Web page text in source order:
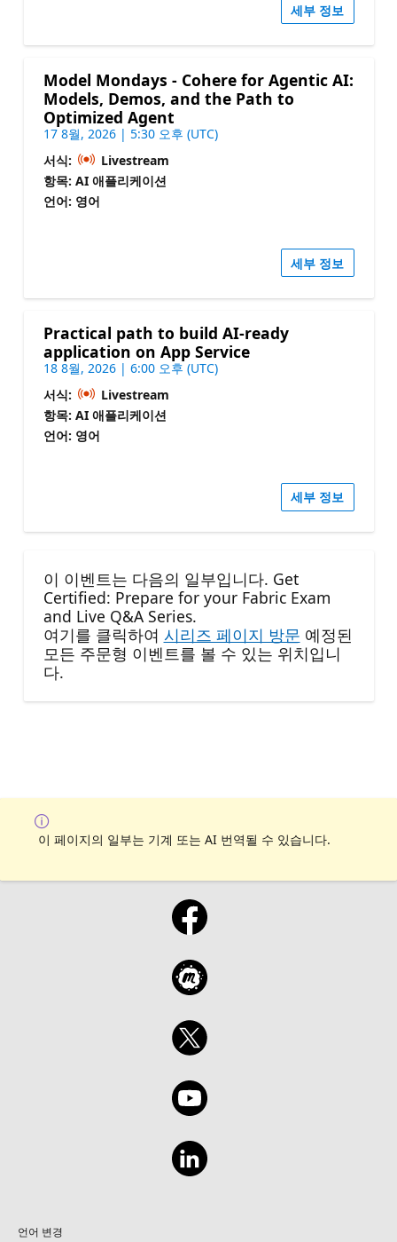
세부 정보
Model Mondays - Cohere for Agentic AI:
Models, Demos, and the Path to
Optimized Agent
17 8월, 2026 | 5:30 오후 (UTC)
서식:
Livestream
항목: AI 애플리케이션
언어: 영어
세부 정보
Practical path to build AI-ready
application on App Service
18 8월, 2026 | 6:00 오후 (UTC)
서식:
Livestream
항목: AI 애플리케이션
언어: 영어
세부 정보
이 이벤트는 다음의 일부입니다. Get
Certified: Prepare for your Fabric Exam
and Live Q&A Series.
여기를 클릭하여 시리즈 페이지 방문 예정된
모든 주문형 이벤트를 볼 수 있는 위치입니
다.
이 페이지의 일부는 기계 또는 AI 번역될 수 있습니다.
언어 변경